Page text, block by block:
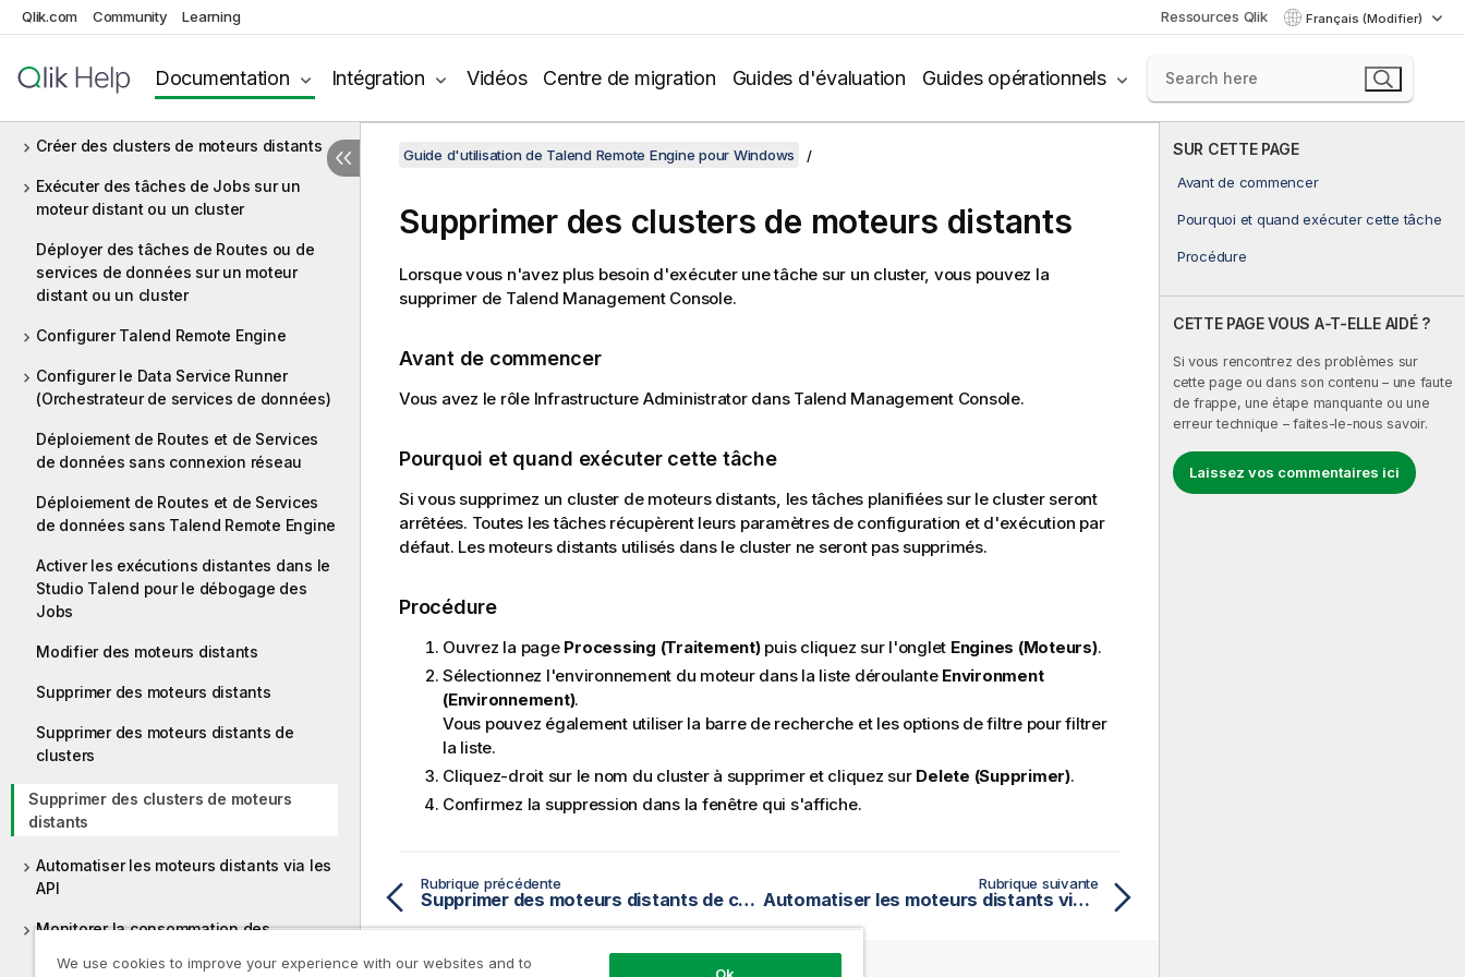
Qlik.com Community Learning Ressources Qlik Français (Modifier)
Documentation Intégration Vidéos Centre de migration Guides d'évaluation Guides opérationnels
Déployer plusieurs moteurs distants
clusters à des environnements et des
Créer des clusters de moteurs distants
Exécuter des tâches de Jobs sur un
moteur distant ou un cluster
Déployer des tâches de Routes ou de
services de données sur un moteur
distant ou un cluster
Configurer Talend Remote Engine
Configurer le Data Service Runner
(Orchestrateur de services de données)
Déploiement de Routes et de Services
de données sans connexion réseau
Déploiement de Routes et de Services
de données sans Talend Remote Engine
Activer les exécutions distantes dans le
Studio Talend pour le débogage des
Jobs
Modifier des moteurs distants
Supprimer des moteurs distants
Supprimer des moteurs distants de
clusters
Supprimer des clusters de moteurs
distants
Automatiser les moteurs distants via les
API
Monitorer la consommation des
SUR CETTE PAGE
Avant de commencer
Pourquoi et quand exécuter cette tâche
Procédure
CETTE PAGE VOUS A-T-ELLE AIDÉ ?
Si vous rencontrez des problèmes sur
cette page ou dans son contenu – une faute
de frappe, une étape manquante ou une
erreur technique – faites-le-nous savoir.
Laissez vos commentaires ici
Guide d'utilisation de Talend Remote Engine pour Windows
Supprimer des clusters de moteurs distants
Lorsque vous n'avez plus besoin d'exécuter une tâche sur un cluster, vous pouvez la
supprimer de Talend Management Console.
Avant de commencer
Vous avez le rôle Infrastructure Administrator dans Talend Management Console.
Pourquoi et quand exécuter cette tâche
Si vous supprimez un cluster de moteurs distants, les tâches planifiées sur le cluster seront
arrêtées. Toutes les tâches récupèrent leurs paramètres de configuration et d'exécution par
défaut. Les moteurs distants utilisés dans le cluster ne seront pas supprimés.
Procédure
Ouvrez la page Processing (Traitement)puis cliquez sur l'onglet Engines (Moteurs).
Sélectionnez l'environnement du moteur dans la liste déroulante Environment
(Environnement).
Vous pouvez également utiliser la barre de recherche et les options de filtre pour filtrer
la liste.
Cliquez-droit sur le nom du cluster à supprimer et cliquez sur Delete (Supprimer).
Confirmez la suppression dans la fenêtre qui s'affiche.
Rubrique précédente
Supprimer des moteurs distants de clusters
Rubrique suivante
Automatiser les moteurs distants via les API
We use cookies to improve your experience with our websites and to